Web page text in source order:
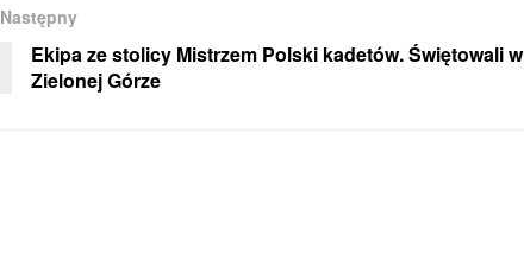
Następny
Ekipa ze stolicy Mistrzem Polski kadetów. Świętowali w
Zielonej Górze